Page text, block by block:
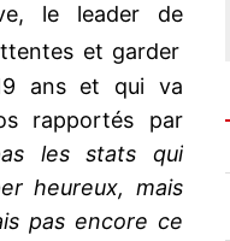
le leader de
et garder
ans et qui va
rapportés par
les stats qui
heureux, mais
pas encore ce